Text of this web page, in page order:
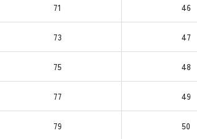
71 46
73 47
75 48
77 49
79 50